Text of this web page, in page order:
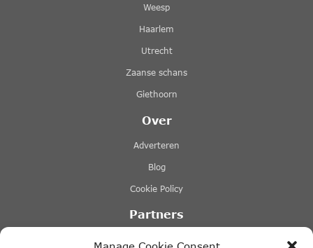
Weesp
Haarlem
Utrecht
Zaanse schans
Giethoorn
Over
Adverteren
Blog
Cookie Policy
Partners
Rederij Lovers